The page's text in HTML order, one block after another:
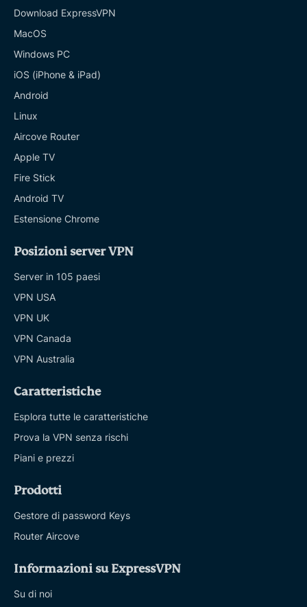
Download ExpressVPN
MacOS
Windows PC
iOS (iPhone & iPad)
Android
Linux
Aircove Router
Apple TV
Fire Stick
Android TV
Estensione Chrome
Posizioni server VPN
Server in 105 paesi
VPN USA
VPN UK
VPN Canada
VPN Australia
Caratteristiche
Esplora tutte le caratteristiche
Prova la VPN senza rischi
Piani e prezzi
Prodotti
Gestore di password Keys
Router Aircove
Informazioni su ExpressVPN
Su di noi